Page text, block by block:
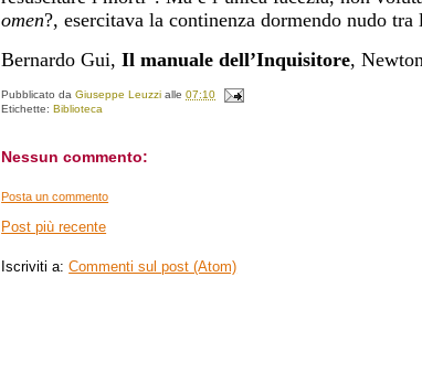
omen?, esercitava la continenza dormendo nudo tra
Bernardo Gui,Il manuale dell’Inquisitore,
Pubblicato daGiuseppe Leuzzi alle07:10
Etichette:Biblioteca
Nessun commento:
Posta un commento
Post più recente
Iscriviti a:Commenti sul post (Atom)